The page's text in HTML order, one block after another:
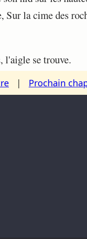
la cime des
l'aigle se trouve.
| Prochain